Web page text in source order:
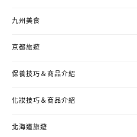
九州美食
京都旅遊
保養技巧＆商品介紹
化妝技巧＆商品介紹
北海道旅遊